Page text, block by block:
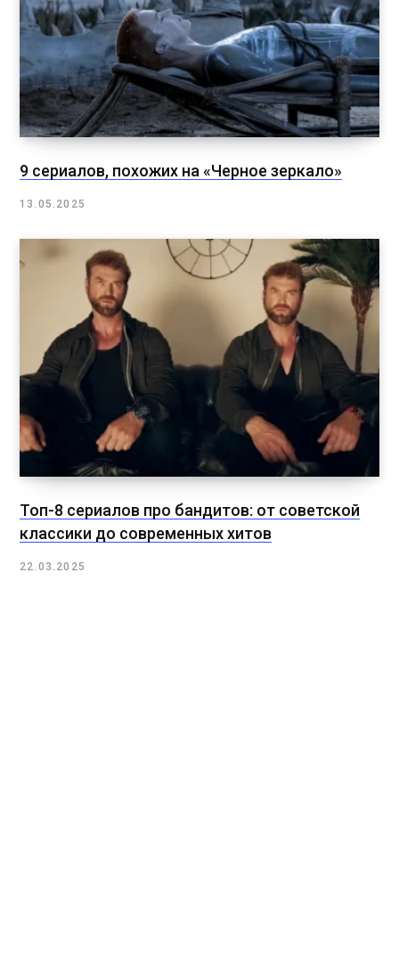
9 сериалов, похожих на «Черное зеркало»
13.05.2025
Топ-8 сериалов про бандитов: от советской
классики до современных хитов
22.03.2025